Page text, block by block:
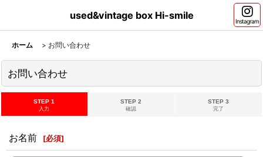
used&vintage box Hi-smile
Instagram
ホーム > お問い合わせ
お問い合わせ
STEP 1
入力
STEP 2
確認
STEP 3
完了
お名前 [必須]